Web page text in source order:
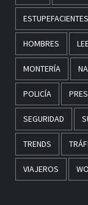
ESTUPEFACIENTES
HOMBRES
MONTERÍA
POLICÍA
SEGURIDAD
TRENDS
VIAJEROS